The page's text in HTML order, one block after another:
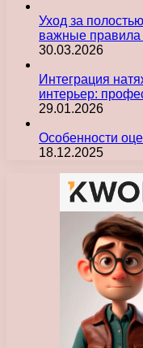
Уход за
важные
30.03.2026
Интеграция
интерьер:
29.01.2026
Особенности
18.12.2025